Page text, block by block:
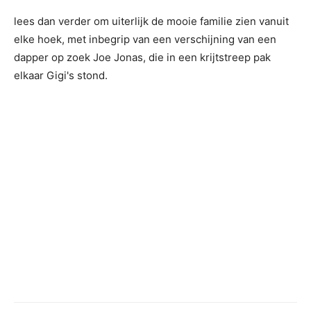
lees dan verder om uiterlijk de mooie familie zien vanuit
elke hoek, met inbegrip van een verschijning van een
dapper op zoek Joe Jonas, die in een krijtstreep pak
elkaar Gigi's stond.